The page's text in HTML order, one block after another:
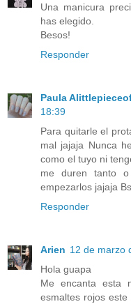
Una manicura
has elegido.
Besos!
Responder
Paula
18:39
Para quitarle el
mal jajaja Nunca
como el tuyo ni
me duren tanto
empezarlos jajaja
Responder
Arien 12 de marzo
Hola guapa
Me encanta esta
esmaltes rojos